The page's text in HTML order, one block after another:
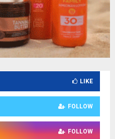
LIKE
FOLLOW
FOLLOW